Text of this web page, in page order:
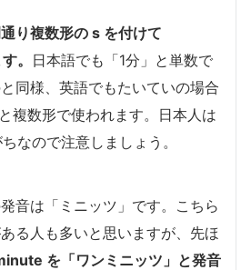
り複数形の s を付けて
。 日本語でも「1分」と単数で
同様、英語でもたいていの場合
複数形で使われます。日本人は
なので注意しましょう。
音は「ミニッツ」です。こちら
る人も多いと思いますが、先ほ
を「ワンミニッツ」と発音